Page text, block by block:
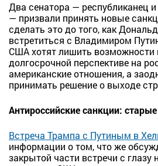
Два сенатора — республиканец
— призвали принять новые
сделать это до того, как
встретиться с Владимиром
США хотят лишить возможности
долгосрочной перспективе на
американские отношения, а
принимать решение о выходе
Антироссийские санкции:
Встреча Трампа с Путиным в
информации о том, что же
закрытой части встречи с глазу